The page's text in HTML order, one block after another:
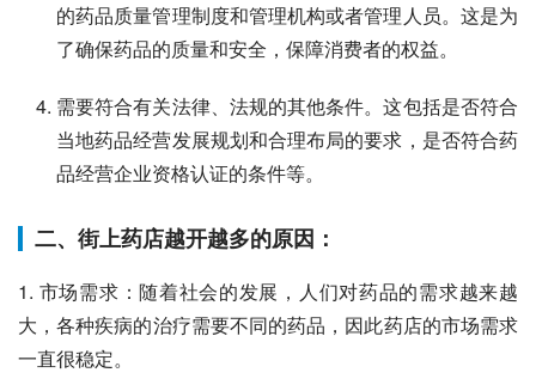
的药品质量管理制度和管理机构或者管理人员。这是为
了确保药品的质量和安全，保障消费者的权益。
需要符合有关法律、法规的其他条件。这包括是否符合
当地药品经营发展规划和合理布局的要求，是否符合药
品经营企业资格认证的条件等。
二、街上药店越开越多的原因：
1. 市场需求：随着社会的发展，人们对药品的需求越来越
大，各种疾病的治疗需要不同的药品，因此药店的市场需求
一直很稳定。